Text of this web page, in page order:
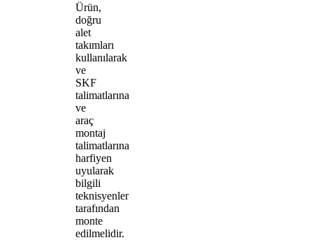
Ürün,
doğru
alet
takımları
kullanılarak
ve
SKF
talimatlarına
ve
araç
montaj
talimatlarına
harfiyen
uyularak
bilgili
teknisyenler
tarafından
monte
edilmelidir.